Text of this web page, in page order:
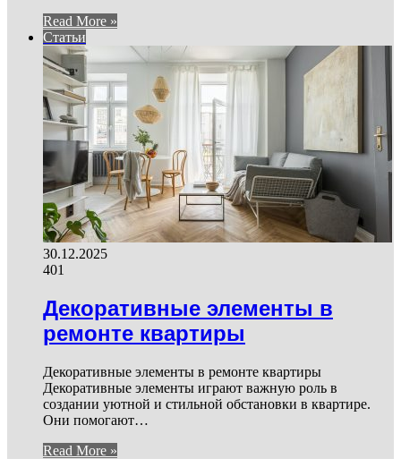
Read More »
Статьи
30.12.2025
401
Декоративные элементы в
ремонте квартиры
Декоративные элементы в ремонте квартиры
Декоративные элементы играют важную роль в
создании уютной и стильной обстановки в квартире.
Они помогают…
Read More »